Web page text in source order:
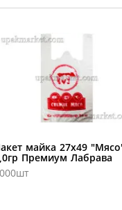
майка 27х49
Премиум Лабрава